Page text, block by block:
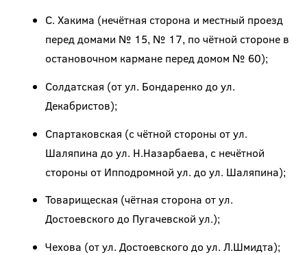
С. Хакима (нечётная сторона и местный проезд
перед домами № 15, № 17, по чётной стороне в
остановочном кармане перед домом № 60);
Солдатская (от ул. Бондаренко до ул.
Декабристов);
Спартаковская (с чётной стороны от ул.
Шаляпина до ул. Н.Назарбаева, с нечётной
стороны от Ипподромной ул. до ул. Шаляпина);
Товарищеская (чётная сторона от ул.
Достоевского до Пугачевской ул.);
Чехова (от ул. Достоевского до ул. Л.Шмидта);